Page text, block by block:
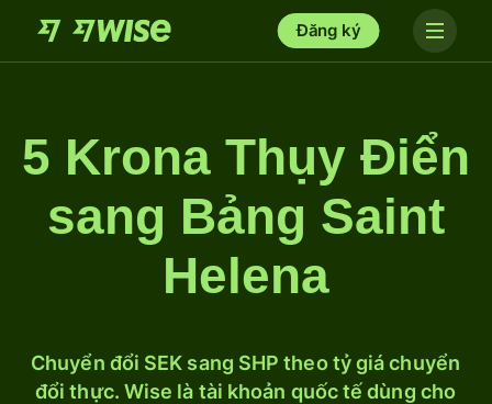
Đăng ký
5 Krona Thụy Điển
sang Bảng Saint
Helena
Chuyển đổi SEK sang SHP theo tỷ giá chuyển
đổi thực. Wise là tài khoản quốc tế dùng cho